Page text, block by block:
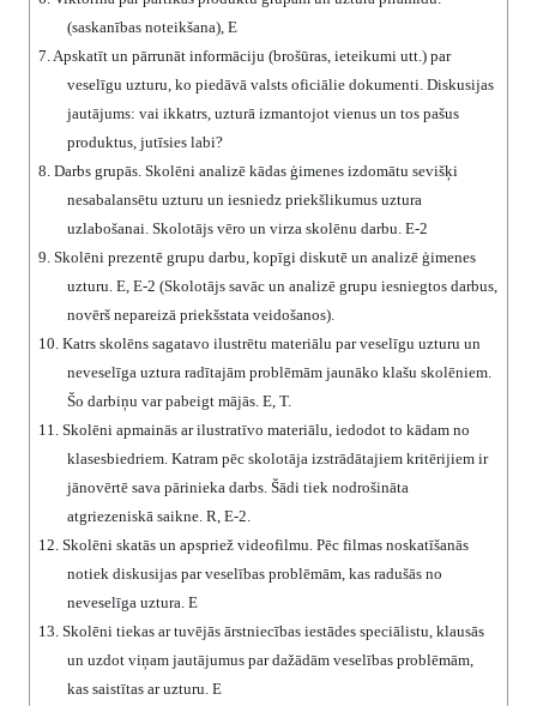
(saskanības noteikšana), E
7. Apskatīt un pārrunāt informāciju (brošūras, ieteikumi utt.) par
veselīgu uzturu, ko piedāvā valsts oficiālie dokumenti. Diskusijas
jautājums: vai ikkatrs, uzturā izmantojot vienus un tos pašus
produktus, jutīsies labi?
8. Darbs grupās. Skolēni analizē kādas ģimenes izdomātu sevišķi
nesabalansētu uzturu un iesniedz priekšlikumus uztura
uzlabošanai. Skolotājs vēro un virza skolēnu darbu. E-2
9. Skolēni prezentē grupu darbu, kopīgi diskutē un analizē ģimenes
uzturu. E, E-2 (Skolotājs savāc un analizē grupu iesniegtos darbus,
novērš nepareizā priekšstata veidošanos).
10. Katrs skolēns sagatavo ilustrētu materiālu par veselīgu uzturu un
neveselīga uztura radītajām problēmām jaunāko klašu skolēniem.
Šo darbiņu var pabeigt mājās. E, T.
11.
Skolēni apmainās ar ilustratīvo materiālu, iedodot to kādam no
klasesbiedriem. Katram pēc skolotāja izstrādātajiem kritērijiem ir
jānovērtē sava pārinieka darbs. Šādi tiek nodrošināta
atgriezeniskā saikne. R, E-2.
12. Skolēni skatās un apspriež videofilmu. Pēc filmas noskatīšanās
notiek diskusijas par veselības problēmām, kas radušās no
neveselīga uztura. E
13. Skolēni tiekas ar tuvējās ārstniecības iestādes speciālistu, klausās
un uzdot viņam jautājumus par dažādām veselības problēmām,
kas saistītas ar uzturu. E